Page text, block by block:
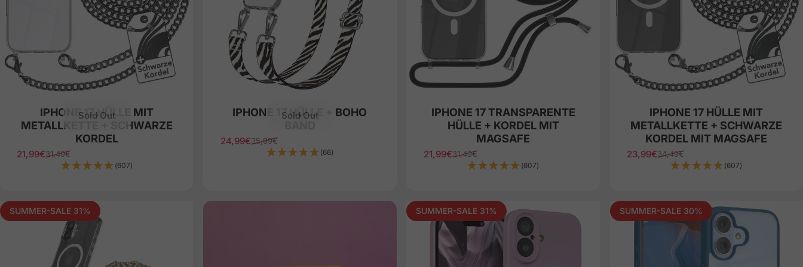
Sold Out
IPHONE 17 HÜLLE MIT
METALLKETTE + SCHWARZE
KORDEL
Sale price
21,99€
Regular price
31,49€
(607)
Sold Out
IPHONE 17 HÜLLE + BOHO
Sale price
24,99€
Regular price
35,99€
(66)
IPHONE 17 TRANSPARENTE
HÜLLE + KORDEL MIT
MAGSAFE
Sale price
21,99€
Regular price
31,49€
(607)
IPHONE 17 HÜLLE MIT
METALLKETTE + SCHWARZE
KORDEL MIT MAGSAFE
Sale price
23,99€
Regular price
34,49€
(607)
SUMMER-SALE 31% SUMMER-SALE 31% SUMMER-SALE 30%